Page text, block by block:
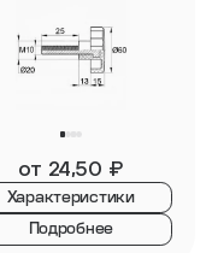
от 24,50 ₽
Характеристики
Подробнее